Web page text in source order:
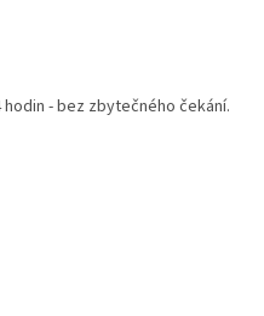
- bez zbytečného čekání.